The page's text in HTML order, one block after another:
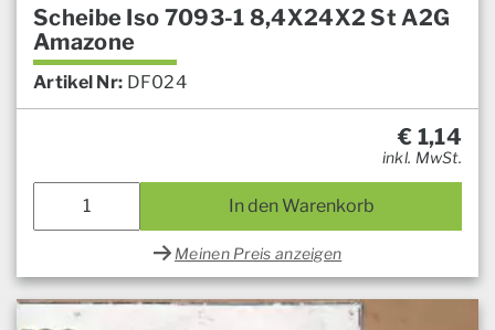
Scheibe Iso 7093-1 8,4X24X2 St A2G
Amazone
Artikel Nr: DF024
€ 1,14
inkl. MwSt.
In den Warenkorb
Meinen Preis anzeigen